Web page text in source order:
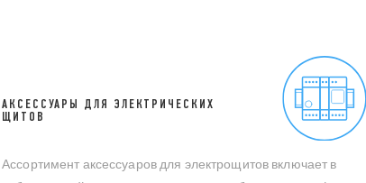
АКСЕССУАРЫ ДЛЯ ЭЛЕКТРИЧЕСКИХ
ЩИТОВ
Ассортимент аксессуаров для электрощитов включает в